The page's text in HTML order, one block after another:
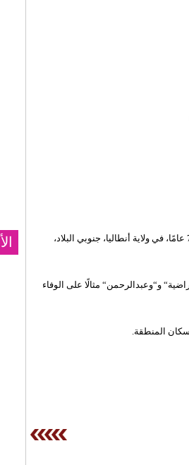
تركيين تسعينيين، عاشا رفقة بعضهما البعض 70 عامًا، في ولاية أنطاليا، جنوبي البلاد،
ونجحا في تربية 11 من الأبناء، أنجبوا لهما 30 حفيدًا، وشكل ”راضية“ و“وعبدالرحمن“ مثالًا على الوفاء
المنطقة.